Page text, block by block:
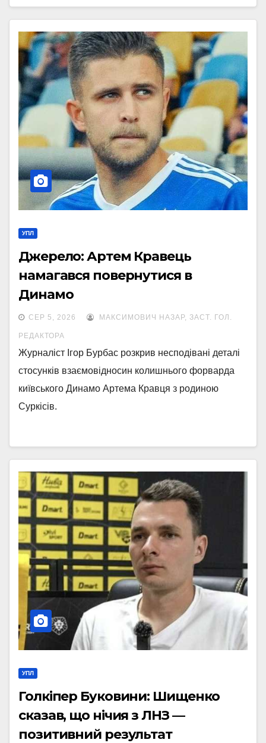
УПЛ
Джерело: Артем Кравець
намагався повернутися в
Динамо
СЕР 5, 2026 МАКСИМОВИЧ НАЗАР, ЗАСТ. ГОЛ.
РЕДАКТОРА
Журналіст Ігор Бурбас розкрив несподівані деталі
стосунків взаємовідносин колишнього форварда
київського Динамо Артема Кравця з родиною
Суркісів.
УПЛ
Голкіпер Буковини: Шищенко
сказав, що нічия з ЛНЗ —
позитивний результат